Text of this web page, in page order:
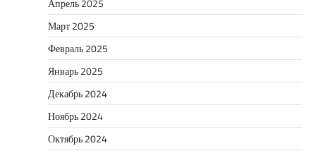
Апрель 2025
Март 2025
Февраль 2025
Январь 2025
Декабрь 2024
Ноябрь 2024
Октябрь 2024